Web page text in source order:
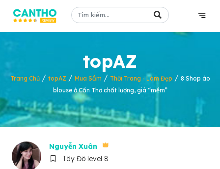
topAZ
Trang Chủ/ topAZ / Mua Sắm / Thời Trang - Làm Đẹp / 8 Shop áo
blouse ở Cần Thơ chất lượng, giá “mềm”
Nguyễn Xuân
Tây Đô level 8